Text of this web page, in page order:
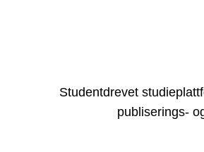
Studentdrevet
publiserings-